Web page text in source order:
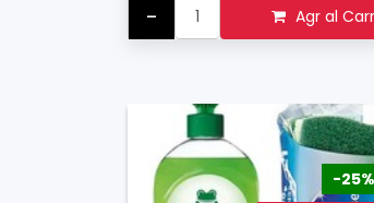
- Agr al
-